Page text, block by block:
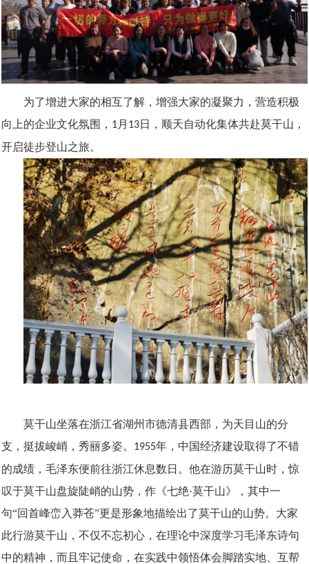
为了增进大家的相互了解，增强大家的凝聚力，营造积极
向上的企业文化氛围， 1月 13日，顺天自动化集体共赴莫干山，
开启徒步登山之旅。
莫干山坐落在浙江省湖州市德清县西部，为天目山的分
支，挺拔峻峭，秀丽多姿。 1955年，中国经济建设取得了不错
的成绩，毛泽东便前往浙江休息数日。他在游历莫干山时，惊
叹于莫干山盘旋陡峭的山势，作《七绝·莫干山》，其中一
句“回首峰峦入莽苍”更是形象地描绘出了莫干山的山势。大家
此行游莫干山，不仅不忘初心，在理论中深度学习毛泽东诗句
中的精神，而且牢记使命，在实践中领悟体会脚踏实地、互帮